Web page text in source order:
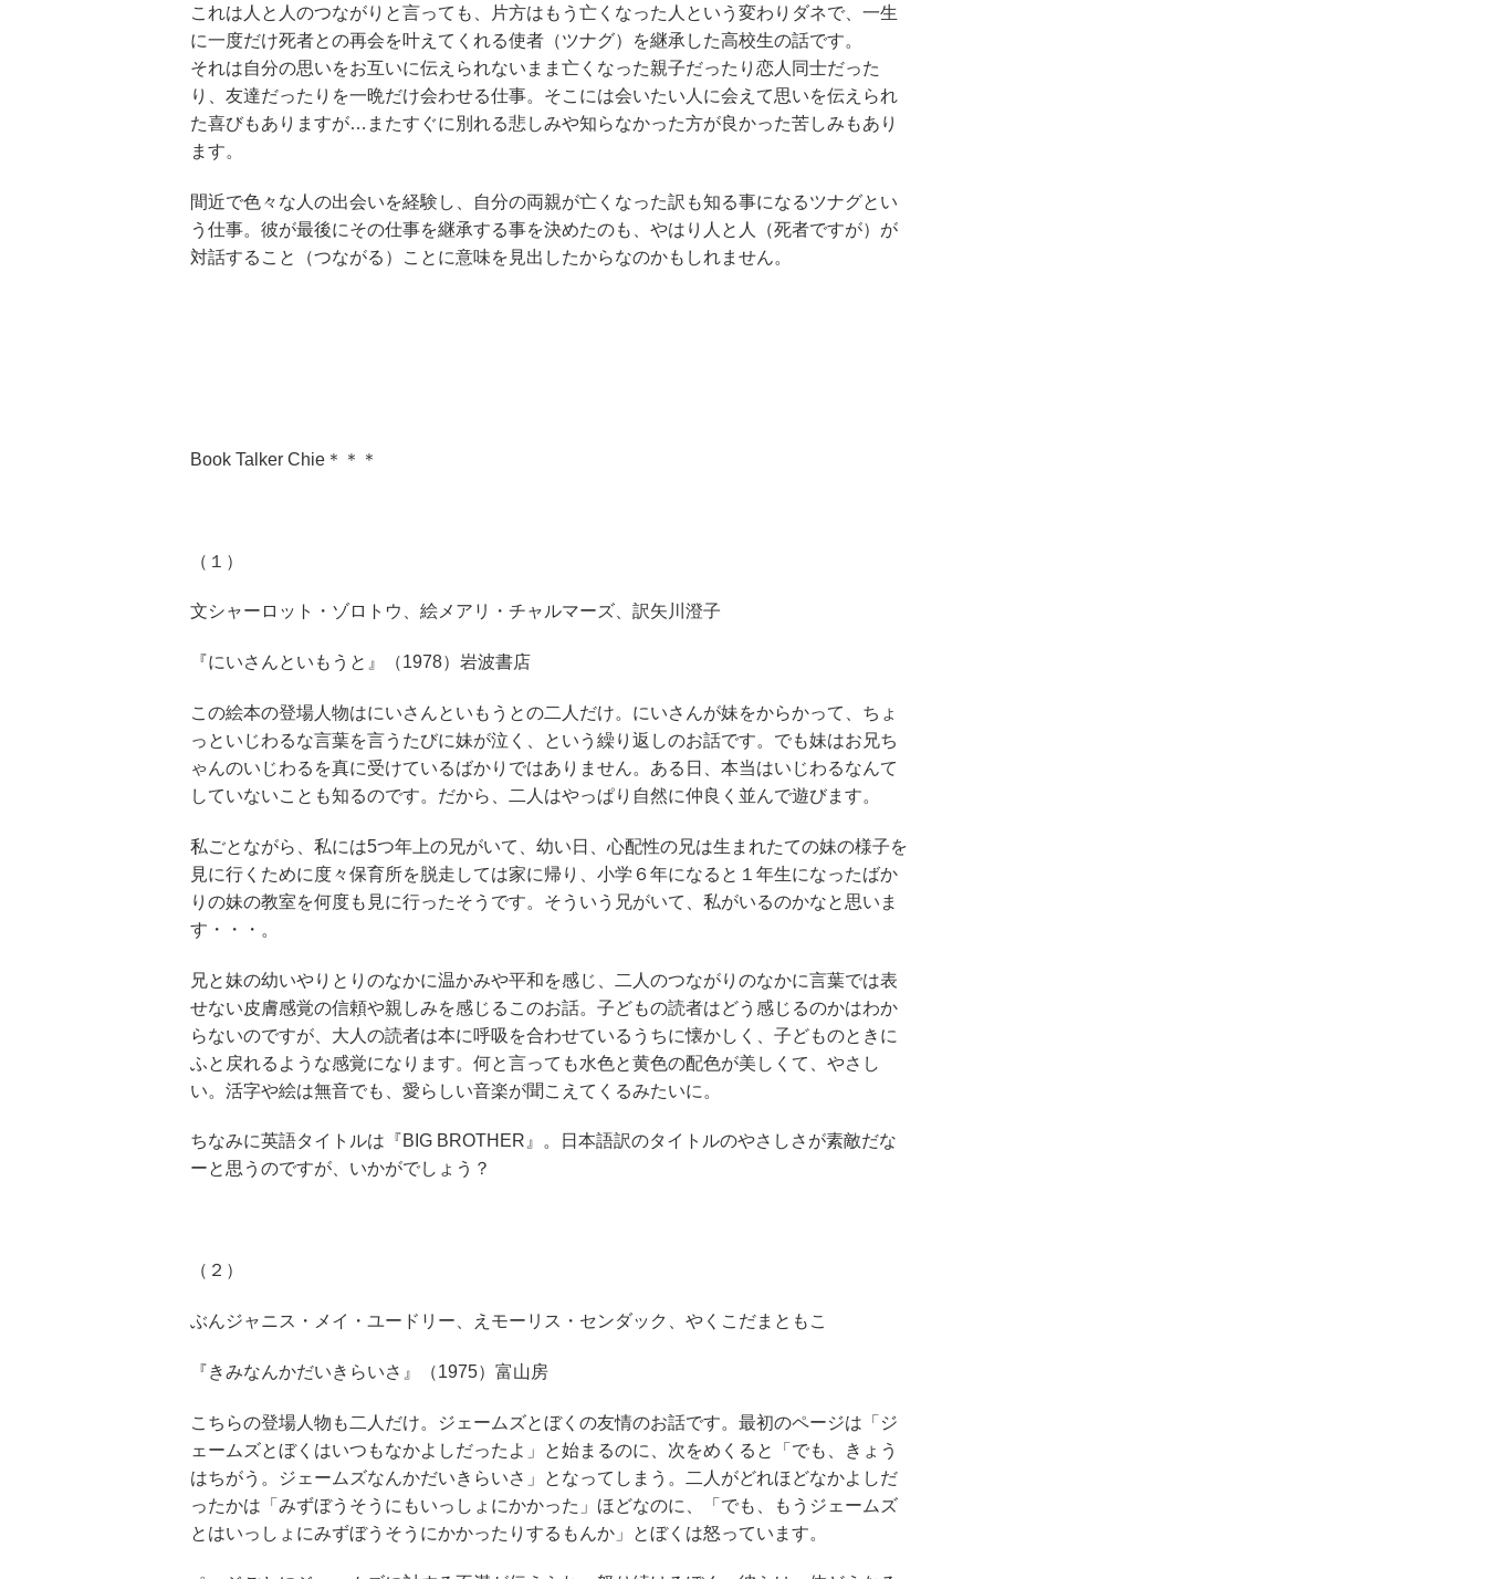
これは人と人のつながりと言っても、片方はもう亡くなった人という変わりダネで、一生
に一度だけ死者との再会を叶えてくれる使者（ツナグ）を継承した高校生の話です。
それは自分の思いをお互いに伝えられないまま亡くなった親子だったり恋人同士だった
り、友達だったりを一晩だけ会わせる仕事。そこには会いたい人に会えて思いを伝えられ
た喜びもありますが…またすぐに別れる悲しみや知らなかった方が良かった苦しみもあり
ます。
間近で色々な人の出会いを経験し、自分の両親が亡くなった訳も知る事になるツナグとい
う仕事。彼が最後にその仕事を継承する事を決めたのも、やはり人と人（死者ですが）が
対話すること（つながる）ことに意味を見出したからなのかもしれません。
Book Talker Chie＊＊＊
（１）
文シャーロット・ゾロトウ、絵メアリ・チャルマーズ、訳矢川澄子
『にいさんといもうと』（1978）岩波書店
この絵本の登場人物はにいさんといもうとの二人だけ。にいさんが妹をからかって、ちょ
っといじわるな言葉を言うたびに妹が泣く、という繰り返しのお話です。でも妹はお兄ち
ゃんのいじわるを真に受けているばかりではありません。ある日、本当はいじわるなんて
していないことも知るのです。だから、二人はやっぱり自然に仲良く並んで遊びます。
私ごとながら、私には5つ年上の兄がいて、幼い日、心配性の兄は生まれたての妹の様子を
見に行くために度々保育所を脱走しては家に帰り、小学６年になると１年生になったばか
りの妹の教室を何度も見に行ったそうです。そういう兄がいて、私がいるのかなと思いま
す・・・。
兄と妹の幼いやりとりのなかに温かみや平和を感じ、二人のつながりのなかに言葉では表
せない皮膚感覚の信頼や親しみを感じるこのお話。子どもの読者はどう感じるのかはわか
らないのですが、大人の読者は本に呼吸を合わせているうちに懐かしく、子どものときに
ふと戻れるような感覚になります。何と言っても水色と黄色の配色が美しくて、やさし
い。活字や絵は無音でも、愛らしい音楽が聞こえてくるみたいに。
ちなみに英語タイトルは『BIG BROTHER』。日本語訳のタイトルのやさしさが素敵だな
ーと思うのですが、いかがでしょう？
（２）
ぶんジャニス・メイ・ユードリー、えモーリス・センダック、やくこだまともこ
『きみなんかだいきらいさ』（1975）富山房
こちらの登場人物も二人だけ。ジェームズとぼくの友情のお話です。最初のページは「ジ
ェームズとぼくはいつもなかよしだったよ」と始まるのに、次をめくると「でも、きょう
はちがう。ジェームズなんかだいきらいさ」となってしまう。二人がどれほどなかよしだ
ったかは「みずぼうそうにもいっしょにかかった」ほどなのに、「でも、もうジェームズ
とはいっしょにみずぼうそうにかかったりするもんか」とぼくは怒っています。